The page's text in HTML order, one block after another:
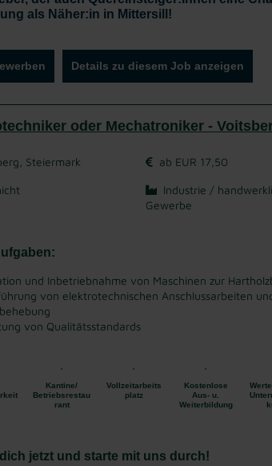
als Näher:in in Mittersill!
Details zu diesem Job anzeigen
oder Mechatroniker -
Steiermark ab EUR 17,50
Industrie /
Gewerbe
und Inbetriebnahme von Maschinen zur
von elektrotechnischen Anschlussarbeiten
von Qualitätsstandards
Kantine/
Betriebsrestau
rant
Vollzeitarbeits
platz
Kostenlose
Aus- u.
Weiterbildung
jetzt und starte mit uns durch!